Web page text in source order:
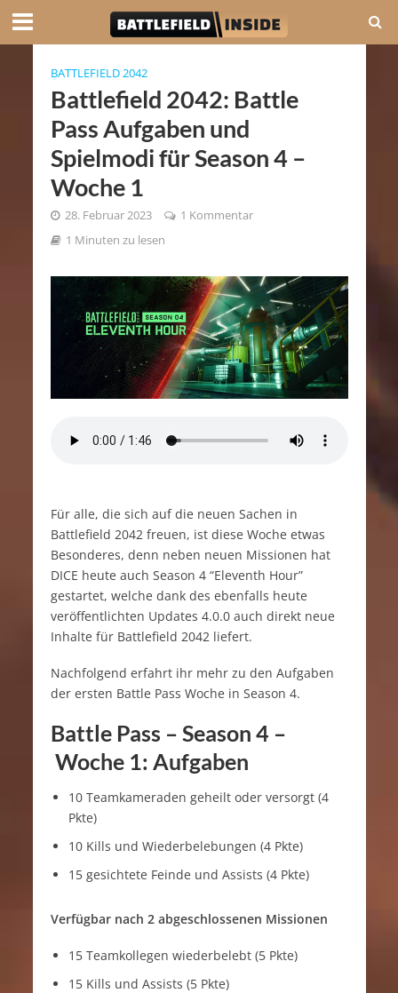
BATTLEFIELD 2042
Battlefield 2042: Battle
Pass Aufgaben und
Spielmodi für Season 4 –
Woche 1
28. Februar 2023
1 Kommentar
1 Minuten zu lesen
Für alle, die sich auf die neuen Sachen in
Battlefield 2042 freuen, ist diese Woche etwas
Besonderes, denn neben neuen Missionen hat
DICE heute auch Season 4 “Eleventh Hour”
gestartet, welche dank des ebenfalls heute
veröffentlichten Updates 4.0.0 auch direkt neue
Inhalte für Battlefield 2042 liefert.
Nachfolgend erfahrt ihr mehr zu den Aufgaben
der ersten Battle Pass Woche in Season 4.
Battle Pass – Season 4 –
Woche 1: Aufgaben
10 Teamkameraden geheilt oder versorgt (4
Pkte)
10 Kills und Wiederbelebungen (4 Pkte)
15 gesichtete Feinde und Assists (4 Pkte)
Verfügbar nach 2 abgeschlossenen Missionen
15 Teamkollegen wiederbelebt (5 Pkte)
15 Kills und Assists (5 Pkte)